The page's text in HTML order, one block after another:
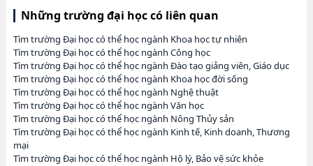
Những trường đại học có liên quan
Tìm trường Đại học có thể học ngành Khoa học tự nhiên
Tìm trường Đại học có thể học ngành Công học
Tìm trường Đại học có thể học ngành Đào tạo giảng viên, Giáo dục
Tìm trường Đại học có thể học ngành Khoa học đời sống
Tìm trường Đại học có thể học ngành Nghệ thuật
Tìm trường Đại học có thể học ngành Văn học
Tìm trường Đại học có thể học ngành Nông Thủy sản
Tìm trường Đại học có thể học ngành Kinh tế, Kinh doanh, Thương
mại
Tìm trường Đại học có thể học ngành Hộ lý, Bảo vệ sức khỏe